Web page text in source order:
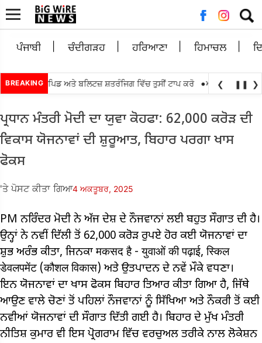
ਲਈ
ਖੋਜ:
ਪੰਜਾਬੀ ਚੰਦੀਗੜਹ ਹਰਿਆਣਾ ਹਿਮਾਚਲ
BREAKING
ਲੁਈਸ ਰੈਪਿਡ ਅਤੇ ਬਲਿਟਜ਼ ਸ਼ਤਰੰਜਿਗ ਵਿੱਚ ਤੁਸੀਂ ਟਾਪ ਕਰੋ •ਅੱਗੇ ਤਰਨ ਤਾਰਨ
❮ ❚❚ ❯
ਪ੍ਰਧਾਨ ਮੰਤਰੀ ਮੋਦੀ ਦਾ ਯੁਵਾ ਕੋਹਫਾ: 62,000 ਕਰੋੜ ਦੀ
ਵਿਕਾਸ ਯੋਜਨਾਵਾਂ ਦੀ ਸ਼ੁਰੂਆਤ, ਬਿਹਾਰ ਪਰਗਾ ਖਾਸ
ਫੋਕਸ
'ਤੇ ਪੋਸਟ ਕੀਤਾ ਗਿਆ4 ਅਕਤੂਬਰ, 2025
PM ਨਰਿੰਦਰ ਮੋਦੀ ਨੇ ਅੱਜ ਦੇਸ਼ ਦੇ ਨੌਜਵਾਨਾਂ ਲਈ ਬਹੁਤ ਸੌਗਾਤ ਦੀ ਹੈ।
ਉਨ੍ਹਾਂ ਨੇ ਨਵੀਂ ਦਿੱਲੀ ਤੋਂ 62,000 ਕਰੋੜ ਰੁਪਏ ਹੋਰ ਕਈ ਯੋਜਨਾਵਾਂ ਦਾ
ਸ਼ੁਭ ਅਰੰਭ ਕੀਤਾ, ਜਿਨਕਾ मकसद है - युवाओं की पढ़ाई, स्किल
डेवलपमेंट (कौशल विकास) ਅਤੇ ਉਤਪਾਦਨ ਦੇ ਨਵੇਂ ਮੌਕੇ ਵਧਣਾ।
ਇਨ ਯੋਜਨਾਵਾਂ ਦਾ ਖਾਸ ਫੋਕਸ ਬਿਹਾਰ ਤਿਆਰ ਕੀਤਾ ਗਿਆ ਹੈ, ਜਿੱਥੇ
ਆਉਣ ਵਾਲੇ ਚੋਣਾਂ ਤੋਂ ਪਹਿਲਾਂ ਨੌਜਵਾਨਾਂ ਨੂੰ ਸਿੱਖਿਆ ਅਤੇ ਨੌਕਰੀ ਤੋਂ ਕਈ
ਨਵੀਆਂ ਯੋਜਨਾਵਾਂ ਦੀ ਸੌਗਾਤ ਦਿੱਤੀ ਗਈ ਹੈ। ਬਿਹਾਰ ਦੇ ਮੁੱਖ ਮੰਤਰੀ
ਨੀਤਿਸ਼ ਕੁਮਾਰ ਵੀ ਇਸ ਪ੍ਰੋਗਰਾਮ ਵਿੱਚ ਵਰਚੁਅਲ ਤਰੀਕੇ ਨਾਲ ਲੋਕੇਸ਼ਨ